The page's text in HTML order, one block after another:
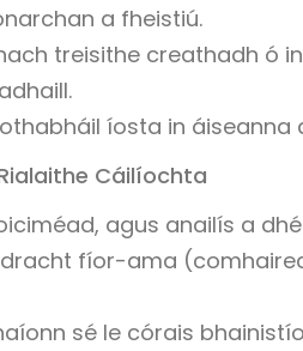
a fheistiú.
treisithe creathadh ó
íosta in áiseanna
Cáilíochta
agus anailís a
fíor-ama
sé le córais